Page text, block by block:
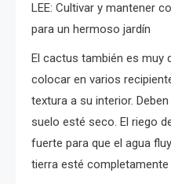
LEE: Cultivar y mantener
para un hermoso jardín
El cactus también es muy
colocar en varios
textura a su interior.
suelo esté seco. El riego
fuerte para que el agua
tierra esté completamente